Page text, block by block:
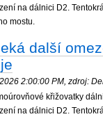
na dálnici D2.
mostu.
další
2:00:00 PM, zdroj:
křižovatky
na dálnici D2.